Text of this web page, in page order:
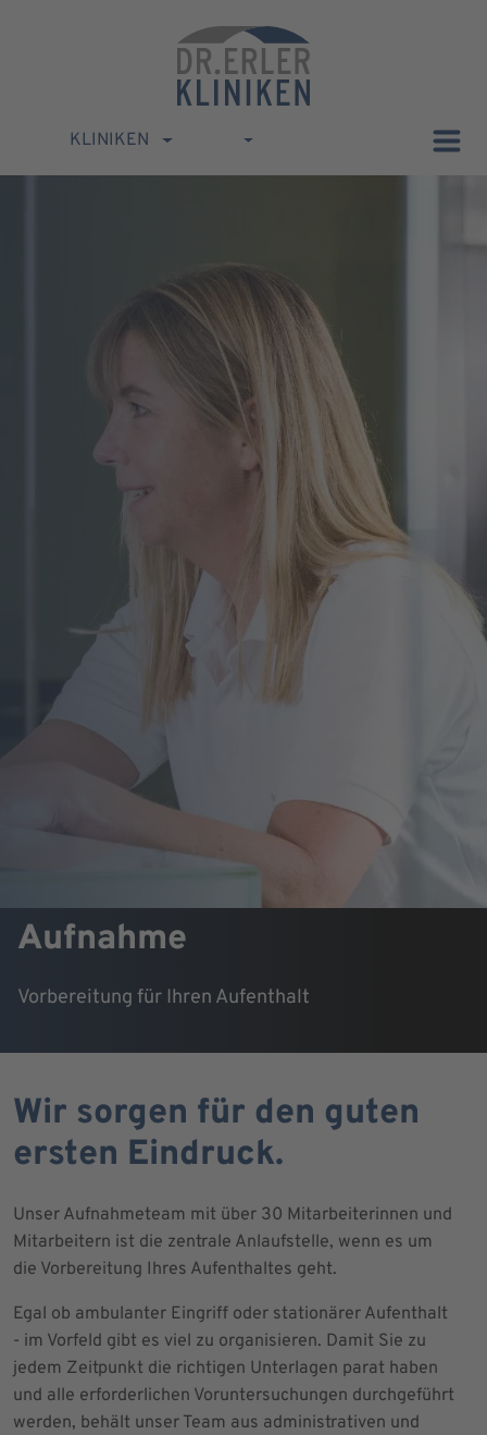
KLINIKEN
Aufnahme
Vorbereitung für Ihren Aufenthalt
Wir sorgen für den guten
ersten Eindruck.
Unser Aufnahmeteam mit über 30 Mitarbeiterinnen und
Mitarbeitern ist die zentrale Anlaufstelle, wenn es um
die Vorbereitung Ihres Aufenthaltes geht.
Egal ob ambulanter Eingriff oder stationärer Aufenthalt
- im Vorfeld gibt es viel zu organisieren. Damit Sie zu
jedem Zeitpunkt die richtigen Unterlagen parat haben
und alle erforderlichen Voruntersuchungen durchgeführt
werden, behält unser Team aus administrativen und